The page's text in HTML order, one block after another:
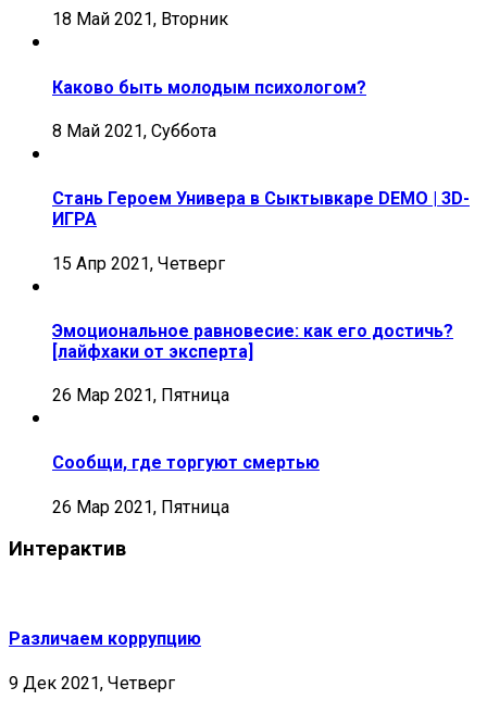
18 Май 2021, Вторник
Каково быть молодым психологом?
8 Май 2021, Суббота
Стань Героем Универа в Сыктывкаре DEMO | 3D-
ИГРА
15 Апр 2021, Четверг
Эмоциональное равновесие: как его достичь?
[лайфхаки от эксперта]
26 Мар 2021, Пятница
Сообщи, где торгуют смертью
26 Мар 2021, Пятница
Интерактив
Различаем коррупцию
9 Дек 2021, Четверг